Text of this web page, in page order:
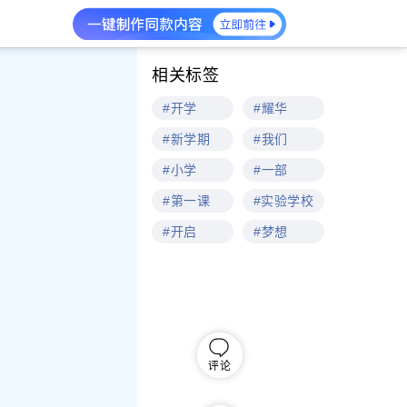
评论
相关标签
#开学 #耀华
#新学期 #我们
#小学 #一部
#第一课 #实验学校
#开启 #梦想